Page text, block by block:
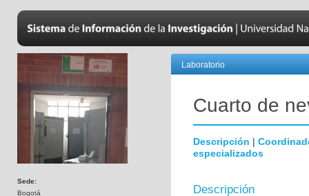
Sede:
Bogotá
Laboratorio
Cuarto de
Descripción |
especializados
Descripción